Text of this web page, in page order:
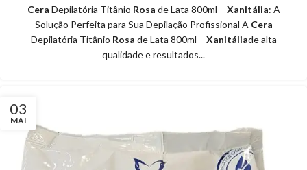
Cera Depilatória Titânio Rosa de Lata 800ml – Xanitália: A
Solução Perfeita para Sua Depilação Profissional A Cera
Depilatória Titânio Rosa de Lata 800ml – Xanitáliade alta
qualidade e resultados...
03
MAI